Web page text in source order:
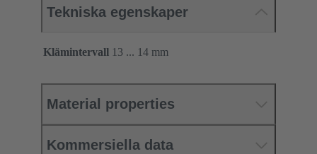
Tekniska egenskaper
Klämintervall 13 ... 14 mm
Material properties
Kommersiella data